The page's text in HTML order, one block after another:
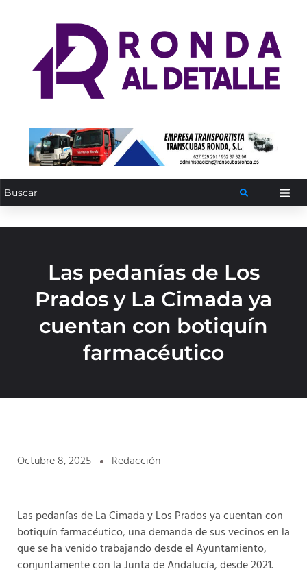
Las pedanías de Los
Prados y La Cimada ya
cuentan con botiquín
farmacéutico
Octubre 8, 2025 Redacción
Las pedanías de La Cimada y Los Prados ya cuentan con
botiquín farmacéutico, una demanda de sus vecinos en la
que se ha venido trabajando desde el Ayuntamiento,
conjuntamente con la Junta de Andalucía, desde 2021.